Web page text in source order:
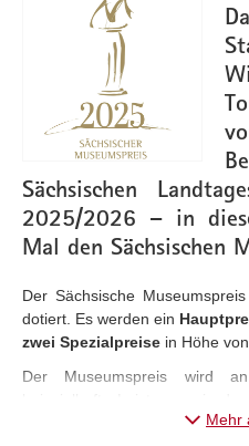
Sächsischen
2025/2026 – in
Mal den Sächsischen
Der Sächsische
dotiert. Es werden ein
zwei Spezialpreise in Höhe
Der Museumspreis wird
kann sich sowohl in der
Mehr